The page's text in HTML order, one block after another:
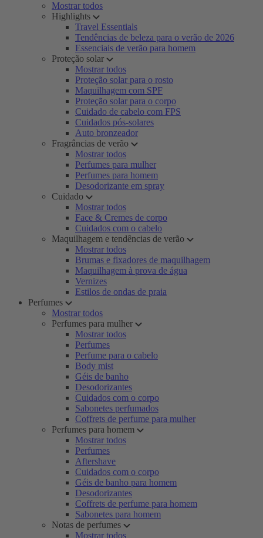
Mostrar todos
Highlights
Travel Essentials
Tendências de beleza para o verão de 2026
Essenciais de verão para homem
Proteção solar
Mostrar todos
Proteção solar para o rosto
Maquilhagem com SPF
Proteção solar para o corpo
Cuidado de cabelo com FPS
Cuidados pós-solares
Auto bronzeador
Fragrâncias de verão
Mostrar todos
Perfumes para mulher
Perfumes para homem
Desodorizante em spray
Cuidado
Mostrar todos
Face & Cremes de corpo
Cuidados com o cabelo
Maquilhagem e tendências de verão
Mostrar todos
Brumas e fixadores de maquilhagem
Maquilhagem à prova de água
Vernizes
Estilos de ondas de praia
Perfumes
Mostrar todos
Perfumes para mulher
Mostrar todos
Perfumes
Perfume para o cabelo
Body mist
Géis de banho
Desodorizantes
Cuidados com o corpo
Sabonetes perfumados
Coffrets de perfume para mulher
Perfumes para homem
Mostrar todos
Perfumes
Aftershave
Cuidados com o corpo
Géis de banho para homem
Desodorizantes
Coffrets de perfume para homem
Sabonetes para homem
Notas de perfumes
Mostrar todos